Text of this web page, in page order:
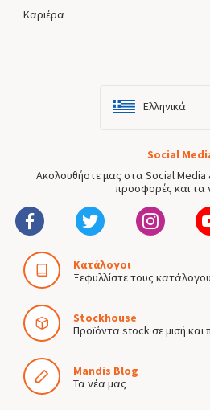
Καριέρα
Ελληνικά
Social
Ακολουθήστε μας στα Social Media
προσφορές και τα
Κατάλογοι
Ξεφυλλίστε τους
Stockhouse
Προϊόντα stock σε μισή και
Mandis Blog
Τα νέα μας